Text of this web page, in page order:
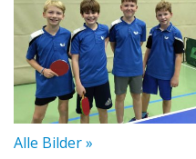
Alle Bilder »